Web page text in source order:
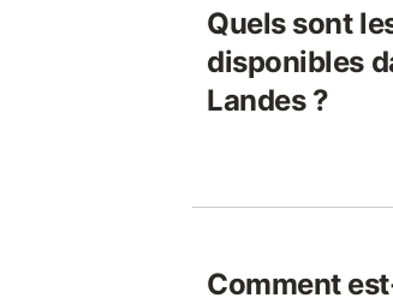
Quels sont
disponibles
Landes ?
Comment